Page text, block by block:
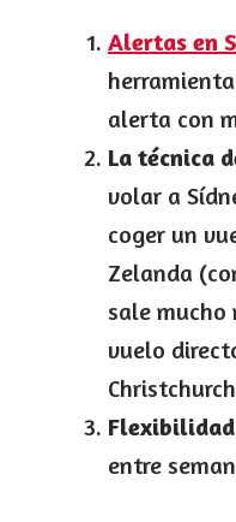
Alertas en
alerta con
La técnica
volar a
coger un
Zelanda
sale mucho
vuelo
entre